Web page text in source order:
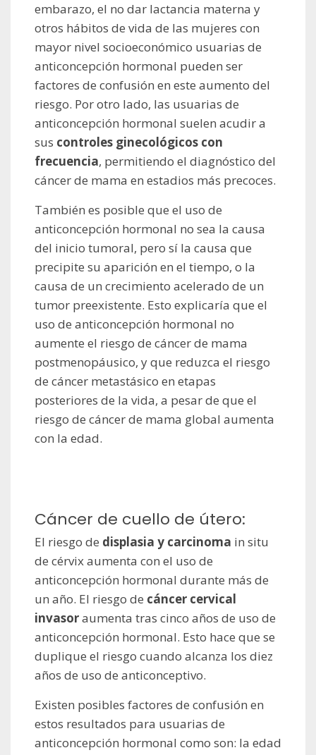
embarazo, el no dar lactancia materna y
otros hábitos de vida de las mujeres con
mayor nivel socioeconómico usuarias de
anticoncepción hormonal pueden ser
factores de confusión en este aumento del
riesgo. Por otro lado, las usuarias de
anticoncepción hormonal suelen acudir a
sus controles ginecológicos con
frecuencia, permitiendo el diagnóstico del
cáncer de mama en estadios más precoces.
También es posible que el uso de
anticoncepción hormonal no sea la causa
del inicio tumoral, pero sí la causa que
precipite su aparición en el tiempo, o la
causa de un crecimiento acelerado de un
tumor preexistente. Esto explicaría que el
uso de anticoncepción hormonal no
aumente el riesgo de cáncer de mama
postmenopáusico, y que reduzca el riesgo
de cáncer metastásico en etapas
posteriores de la vida, a pesar de que el
riesgo de cáncer de mama global aumenta
con la edad.
Cáncer de cuello de útero:
El riesgo de displasia y carcinoma in situ
de cérvix aumenta con el uso de
anticoncepción hormonal durante más de
un año. El riesgo de cáncer cervical
invasoraumenta tras cinco años de uso de
anticoncepción hormonal. Esto hace que se
duplique el riesgo cuando alcanza los diez
años de uso de anticonceptivo.
Existen posibles factores de confusión en
estos resultados para usuarias de
anticoncepción hormonal como son: la edad